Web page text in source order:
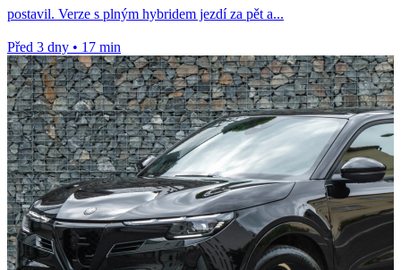
postavil. Verze s plným hybridem jezdí za pět a...
Před 3 dny • 17 min